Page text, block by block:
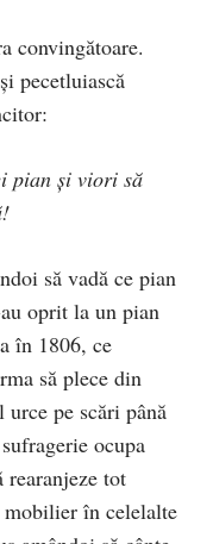
convingătoare.
pecetluiască
pian şi viori să
să vadă ce pian
oprit la un pian
în 1806, ce
să plece din
pe scări până
ocupa
tot
mobilier în celelalte